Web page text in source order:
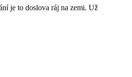
je to doslova ráj na zemi. Už